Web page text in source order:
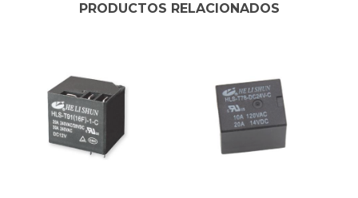
PRODUCTOS RELACIONADOS